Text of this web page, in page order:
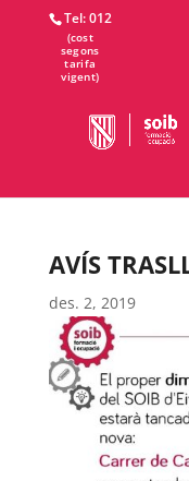
Tel: 012
AVÍS
des. 2, 2019